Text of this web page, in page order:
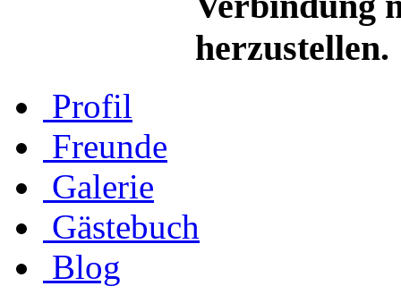
herzustellen.
Profil
Freunde
Galerie
Gästebuch
Blog